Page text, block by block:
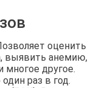
оценить
выявить анемию,
многое другое.
раз в год.